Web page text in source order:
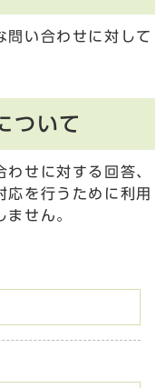
問い合わせに対して
ついて
せに対する回答、
応を行うために利用
せん。